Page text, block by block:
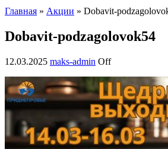
Главная » Акции » Dobavit-
Dobavit-podzagolovok54
12.03.2025 maks-admin Off